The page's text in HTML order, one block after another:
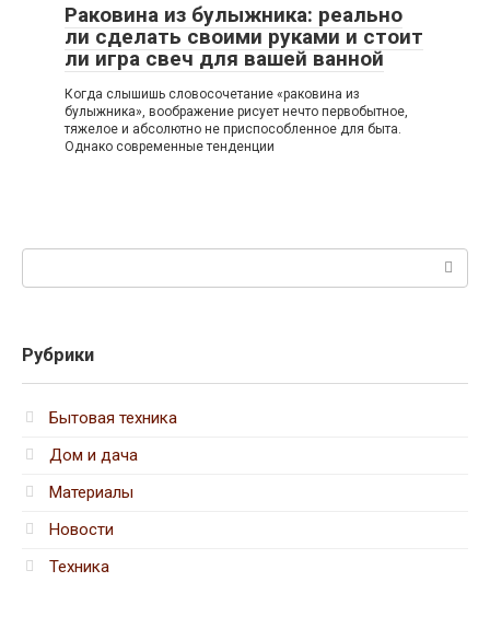
Раковина из булыжника: реально
ли сделать своими руками и стоит
ли игра свеч для вашей ванной
Когда слышишь словосочетание «раковина из
булыжника», воображение рисует нечто первобытное,
тяжелое и абсолютно не приспособленное для быта.
Однако современные тенденции
Рубрики
Бытовая техника
Дом и дача
Материалы
Новости
Техника